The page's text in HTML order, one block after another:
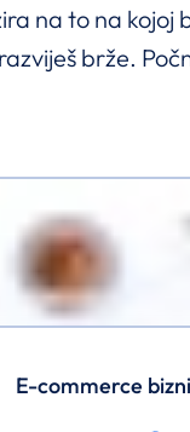
na to na kojoj
brže.
E-commerce